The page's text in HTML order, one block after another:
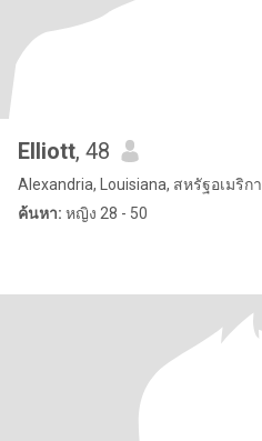
Elliott, 48
Alexandria, Louisiana, สหรัฐอเมริกา
ค้นหา: หญิง 28 - 50